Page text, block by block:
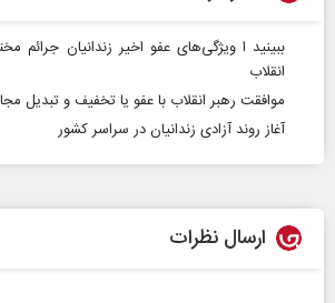
ببینید ا ویژگی‌های عفو اخیر زندانیان جرائم
انقلاب
موافقت رهبر انقلاب با عفو یا تخفیف و تبدیل
آغاز روند آزادی زندانیان در سراسر کشور
ارسال نظرات